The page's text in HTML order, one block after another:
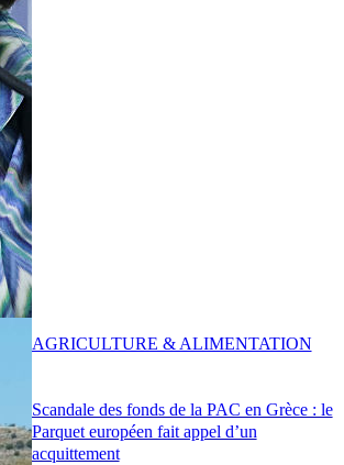
Scandale des fonds de la PAC en Grèce : le
Parquet européen fait appel d’un
acquittement
AGRICULTURE & ALIMENTATION